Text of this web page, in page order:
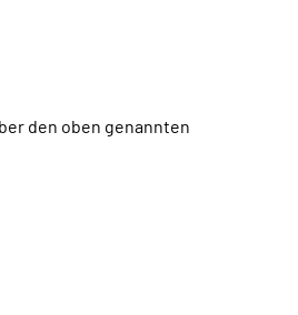
den oben genannten